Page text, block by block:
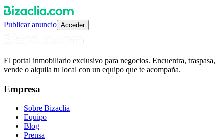
Publicar anuncio Acceder
El portal inmobiliario exclusivo para negocios. Encuentra, traspasa,
vende o alquila tu local con un equipo que te acompaña.
Empresa
Sobre Bizaclia
Equipo
Blog
Prensa